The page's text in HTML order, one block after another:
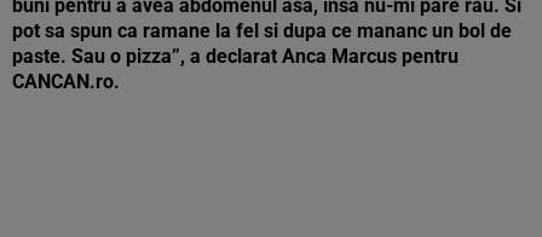
buni pentru a avea abdomenul asa, insa nu-mi pare rau. Si
pot sa spun ca ramane la fel si dupa ce mananc un bol de
paste. Sau o pizza”, a declarat Anca Marcus pentru
CANCAN.ro.